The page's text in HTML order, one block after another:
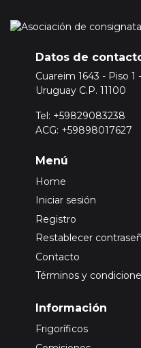
Datos de
Cuareim 1643 - Piso
Uruguay C.P. 11100
Tel: +59829083238
ACG: +59898017627
Menú
Home
Iniciar sesión
Registro
Restablecer
Contacto
Términos y
Información
Frigoríficos